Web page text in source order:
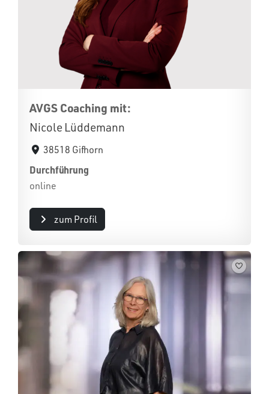
AVGS Coaching mit:
Nicole Lüddemann
38518 Gifhorn
Durchführung
online
zum Profil